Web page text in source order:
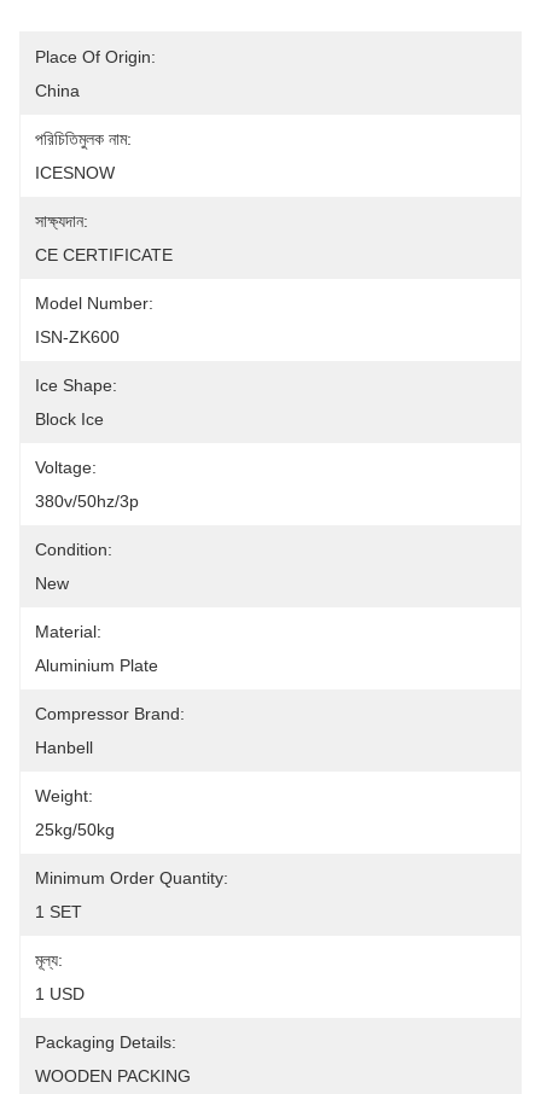
Place Of Origin:
China
পরিচিতিমুলক নাম:
ICESNOW
সাক্ষ্যদান:
CE CERTIFICATE
Model Number:
ISN-ZK600
Ice Shape:
Block Ice
Voltage:
380v/50hz/3p
Condition:
New
Material:
Aluminium Plate
Compressor Brand:
Hanbell
Weight:
25kg/50kg
Minimum Order Quantity:
1 SET
মূল্য:
1 USD
Packaging Details:
WOODEN PACKING